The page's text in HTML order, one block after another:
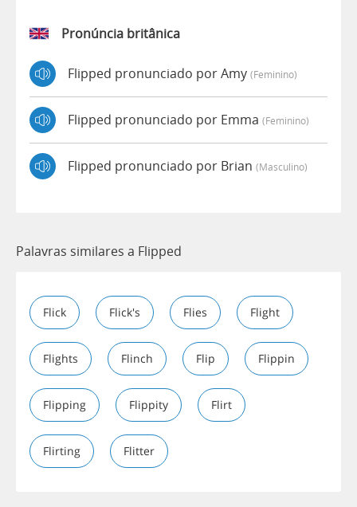
Pronúncia britânica
Flipped pronunciado por Amy (feminino)
Flipped pronunciado por Emma (feminino)
Flipped pronunciado por Brian (masculino)
Palavras similares a Flipped
Flick Flick's Flies Flight
Flights Flinch Flip Flippin
Flipping Flippity Flirt
Flirting Flitter